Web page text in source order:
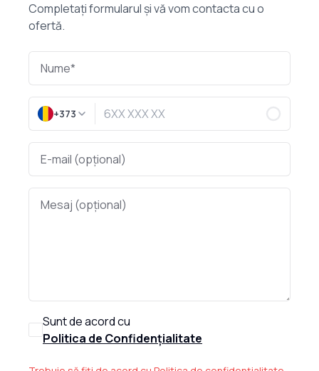
Completați formularul și vă vom contacta cu o
ofertă.
+373
Sunt de acord cu
Politica de Confidențialitate